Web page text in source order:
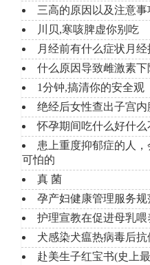
三高的原因以及注意事
川贝,寒咳脾虚你别吃
月经前有什么症状月经
什么原因导致雌激素下
1分钟,搞清你的安全观
绝经后女性查出子宫
怀孕期间吃什么好什么
患上重度抑郁症的人
可怕的
真 菌
孕产妇健康管理服务规
护理宣教在促进母乳
犬感染犬瘟热病毒后
赴美生子红宝书(史上